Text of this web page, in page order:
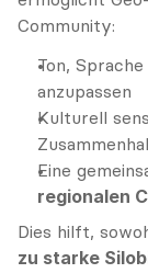
Community:
Ton,
anzupassen
Kulturell
regionalen
Dies hilft,
zu starke